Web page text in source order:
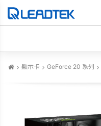
顯示卡 GeForce 20 系列